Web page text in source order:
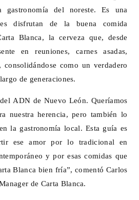
del noreste. Es una
disfrutan de la buena comida
Blanca, la cerveza que, desde
en reuniones, carnes asadas,
consolidándose como un verdadero
de generaciones.
ADN de Nuevo León. Queríamos
nuestra herencia, pero también lo
la gastronomía local. Esta guía es
ese amor por lo tradicional en
y por esas comidas que
Blanca bien fría”, comentó Carlos
de Carta Blanca.